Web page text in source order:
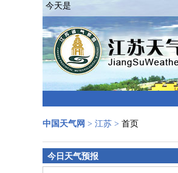
今天是
中国天气网 > 江苏 > 首页
今日天气预报